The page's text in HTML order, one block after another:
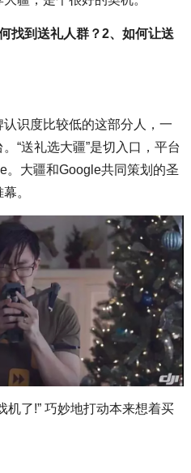
找到送礼人群？2、如何让送
识度比较低的这部分人，一
“送礼选大疆”是切入口，平台
。大疆和Google共同策划的圣
。
机了!” 巧妙地打动本来想着买